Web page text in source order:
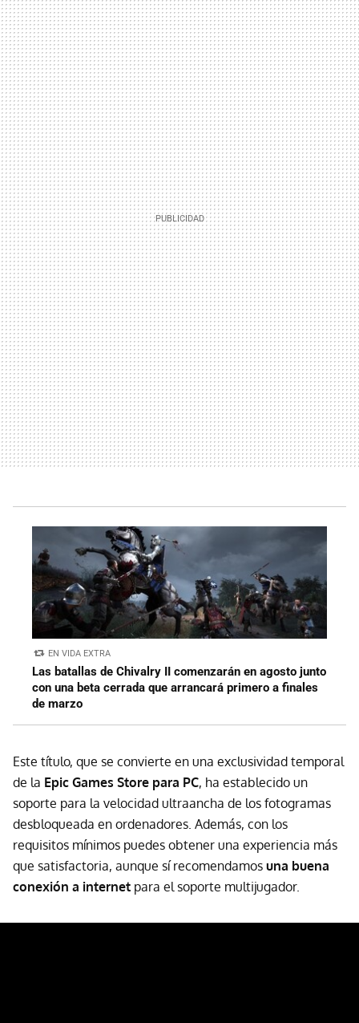
EN VIDA EXTRA
Las batallas de Chivalry II comenzarán en agosto junto
con una beta cerrada que arrancará primero a finales
de marzo
Este título, que se convierte en una exclusividad temporal
de la Epic Games Store para PC, ha establecido un
soporte para la velocidad ultraancha de los fotogramas
desbloqueada en ordenadores. Además, con los
requisitos mínimos puedes obtener una experiencia más
que satisfactoria, aunque sí recomendamos una buena
conexión a internet para el soporte multijugador.